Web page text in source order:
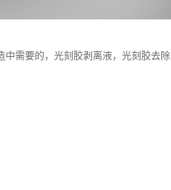
中需要的，光刻胶剥离液，光刻胶去除